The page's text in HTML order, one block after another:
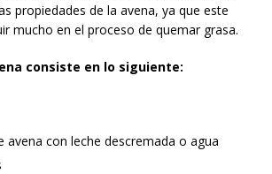
propiedades de la avena, ya que este
mucho en el proceso de quemar grasa.
consiste en lo siguiente:
avena con leche descremada o agua